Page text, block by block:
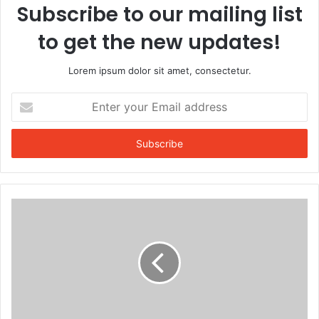
Subscribe to our mailing list
to get the new updates!
Lorem ipsum dolor sit amet, consectetur.
your
Email